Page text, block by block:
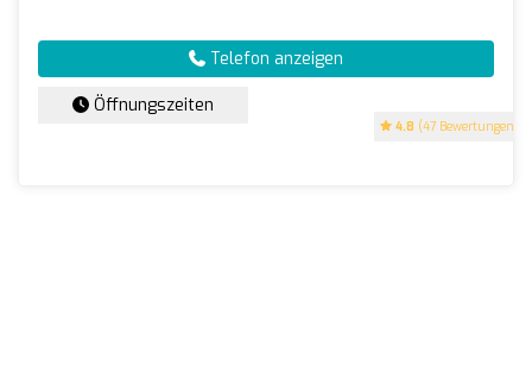
4.8 (47 Bewertungen)
Telefon anzeigen
Öffnungszeiten